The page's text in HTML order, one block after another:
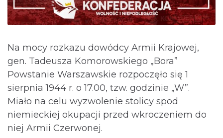
Na mocy rozkazu dowódcy Armii Krajowej,
gen. Tadeusza Komorowskiego „Bora”
Powstanie Warszawskie rozpoczęło się 1
sierpnia 1944 r. o 17.00, tzw. godzinie „W”.
Miało na celu wyzwolenie stolicy spod
niemieckiej okupacji przed wkroczeniem do
niej Armii Czerwonej.